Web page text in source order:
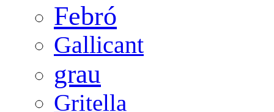
Febró
Gallicant
grau
Gritella